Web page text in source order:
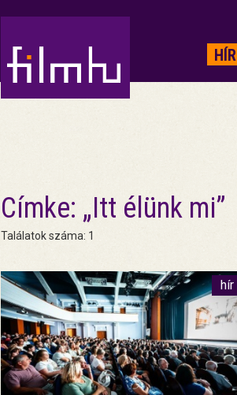
HÍR
Címke: „Itt élünk mi”
Találatok száma: 1
hír